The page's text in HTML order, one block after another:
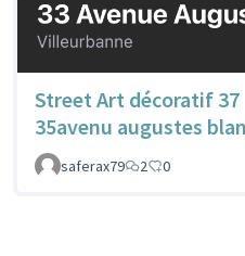
Street Art décoratif 37
35avenu augustes
saferax79
2 0